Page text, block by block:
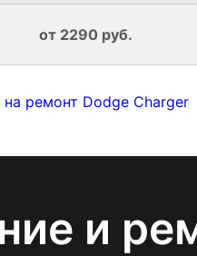
от 2290 руб.
ремонт Dodge Charger
и